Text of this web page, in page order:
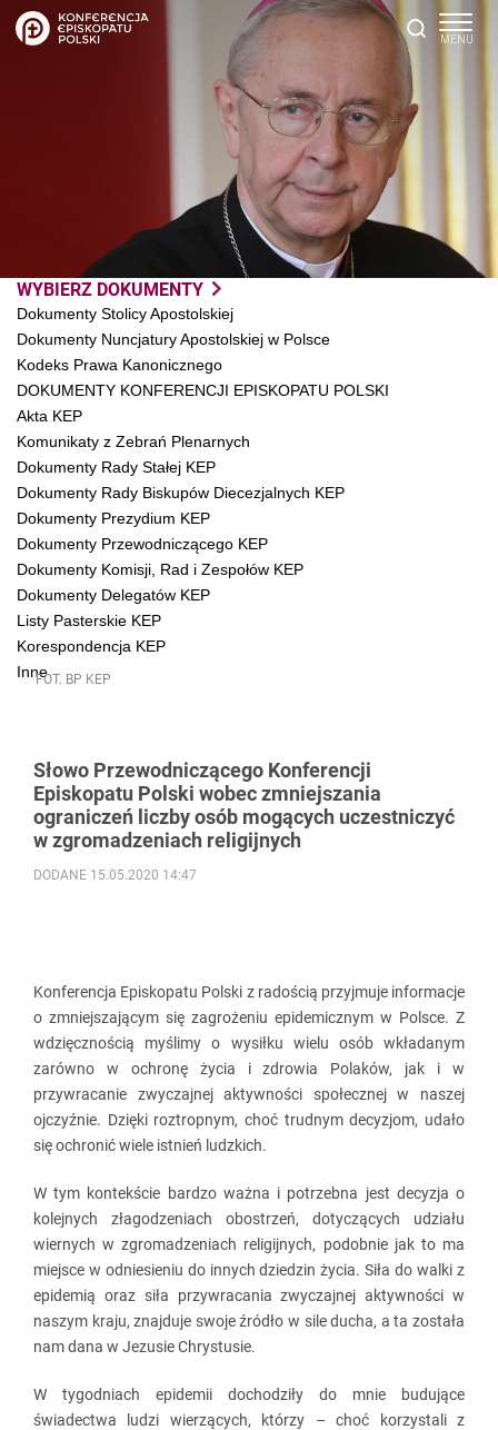
WYBIERZ DOKUMENTY
Dokumenty Stolicy Apostolskiej
Dokumenty Nuncjatury Apostolskiej w Polsce
Kodeks Prawa Kanonicznego
DOKUMENTY KONFERENCJI EPISKOPATU POLSKI
Akta KEP
Komunikaty z Zebrań Plenarnych
Dokumenty Rady Stałej KEP
Dokumenty Rady Biskupów Diecezjalnych KEP
Dokumenty Prezydium KEP
Dokumenty Przewodniczącego KEP
Dokumenty Komisji, Rad i Zespołów KEP
Dokumenty Delegatów KEP
Listy Pasterskie KEP
Korespondencja KEP
InneFOT. BP KEP
Słowo Przewodniczącego Konferencji
Episkopatu Polski wobec zmniejszania
ograniczeń liczby osób mogących uczestniczyć
w zgromadzeniach religijnych
DODANE 15.05.2020 14:47
Konferencja Episkopatu Polski z radością przyjmuje informacje
o zmniejszającym się zagrożeniu epidemicznym w Polsce. Z
wdzięcznością myślimy o wysiłku wielu osób wkładanym
zarówno w ochronę życia i zdrowia Polaków, jak i w
przywracanie zwyczajnej aktywności społecznej w naszej
ojczyźnie. Dzięki roztropnym, choć trudnym decyzjom, udało
się ochronić wiele istnień ludzkich.
W tym kontekście bardzo ważna i potrzebna jest decyzja o
kolejnych złagodzeniach obostrzeń, dotyczących udziału
wiernych w zgromadzeniach religijnych, podobnie jak to ma
miejsce w odniesieniu do innych dziedzin życia. Siła do walki z
epidemią oraz siła przywracania zwyczajnej aktywności w
naszym kraju, znajduje swoje źródło w sile ducha, a ta została
nam dana w Jezusie Chrystusie.
W tygodniach epidemii dochodziły do mnie budujące
świadectwa ludzi wierzących, którzy – choć korzystali z